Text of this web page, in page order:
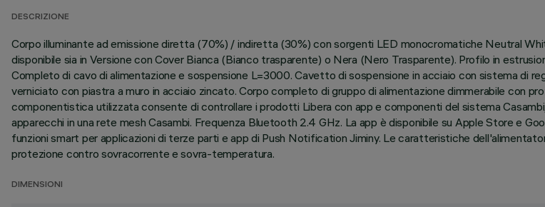
DESCRIZIONE
Corpo illuminante ad emissione diretta (70%) / indiretta (30%) con sorgenti LED monocromatiche Neutral
disponibile sia in Versione con Cover Bianca (Bianco trasparente) o Nera (Nero Trasparente). Profilo in
Completo di cavo di alimentazione e sospensione L=3000. Cavetto di sospensione in acciaio con sistema di
verniciato con piastra a muro in acciaio zincato. Corpo completo di gruppo di alimentazione dimmerabile con
componentistica utilizzata consente di controllare i prodotti Libera con app e componenti del sistema
apparecchi in una rete mesh Casambi. Frequenza Bluetooth 2.4 GHz. La app è disponibile su Apple Store e
funzioni smart per applicazioni di terze parti e app di Push Notification Jiminy. Le caratteristiche
protezione contro sovracorrente e sovra-temperatura.
DIMENSIONI